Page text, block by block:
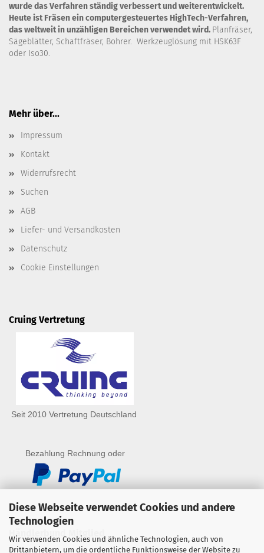
Diese Webseite verwendet Cookies und andere
Technologien
Wir verwenden Cookies und ähnliche Technologien, auch von
Drittanbietern, um die ordentliche Funktionsweise der Website zu
wurde das Verfahren ständig verbessert und weiterentwickelt.
Heute ist Fräsen ein computergesteuertes HighTech-Verfahren,
das weltweit in unzähligen Bereichen verwendet wird. Planfräser,
Sägeblätter, Schaftfräser, Bohrer. Werkzeuglösung mit HSK63F
oder Iso30.
Mehr über...
Impressum
Kontakt
Widerrufsrecht
Suchen
AGB
Liefer- und Versandkosten
Datenschutz
Cookie Einstellungen
Cruing Vertretung
Seit 2010 Vertretung Deutschland
Bezahlung Rechnung oder
Händlerbund Mitglied